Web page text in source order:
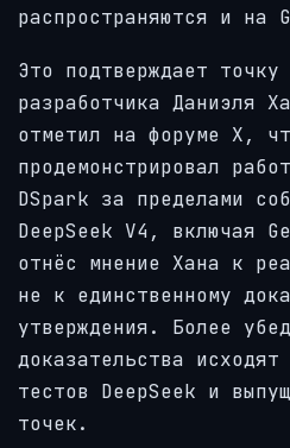
распространяются и на
Это подтверждает точку
разработчика Даниэля
отметил на форуме X,
продемонстрировал
DSpark за пределами
DeepSeek V4, включая
отнёс мнение Хана к
не к единственному
утверждения. Более
доказательства
тестов DeepSeek и
точек.